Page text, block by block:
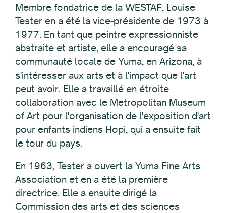
Membre fondatrice de la WESTAF, Louise
Tester en a été la vice-présidente de 1973 à
1977. En tant que peintre expressionniste
abstraite et artiste, elle a encouragé sa
communauté locale de Yuma, en Arizona, à
s'intéresser aux arts et à l'impact que l'art
peut avoir. Elle a travaillé en étroite
collaboration avec le Metropolitan Museum
of Art pour l'organisation de l'exposition d'art
pour enfants indiens Hopi, qui a ensuite fait
le tour du pays.
En 1963, Tester a ouvert la Yuma Fine Arts
Association et en a été la première
directrice. Elle a ensuite dirigé la
Commission des arts et des sciences